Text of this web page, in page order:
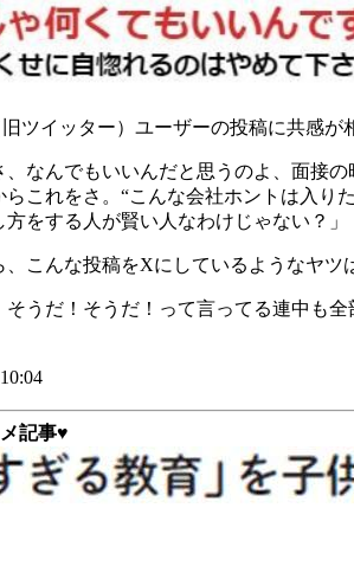
ツイッター）ユーザーの投稿に共感が
、なんでもいいんだと思うのよ、面接
らこれをさ。“こんな会社ホントは入り
をする人が賢い人なわけじゃない？」
、こんな投稿をXにしているようなヤツ
そうだ！そうだ！って言ってる連中も
記事♥